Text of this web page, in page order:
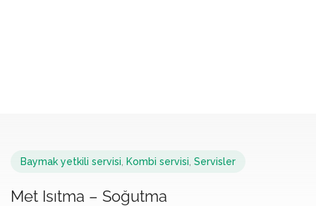
Baymak yetkili servisi Kombi servisi Servisler
Met Isıtma – Soğutma